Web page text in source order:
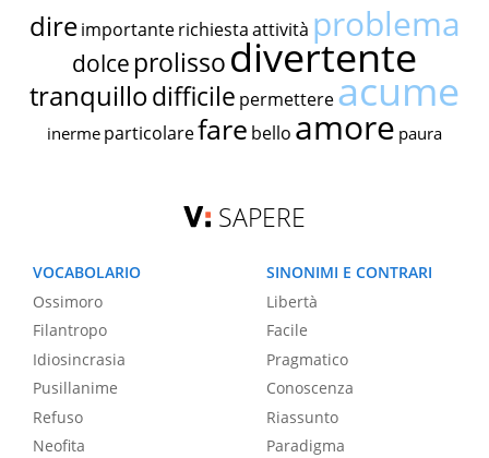
dire importante richiestaattività problema
dolce prolissodivertente
tranquillodifficile permettereacume
inerme particolarefare bello amore paura
SAPERE
VOCABOLARIO
Ossimoro
Filantropo
Idiosincrasia
Pusillanime
Refuso
Neofita
SINONIMI E CONTRARI
Libertà
Facile
Pragmatico
Conoscenza
Riassunto
Paradigma